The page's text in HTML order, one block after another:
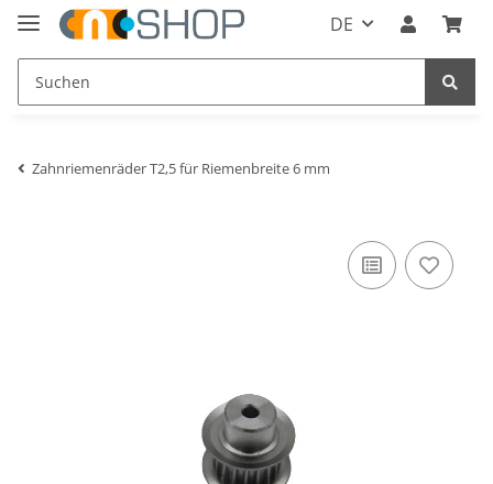
DE
Zahnriemenräder T2,5 für Riemenbreite 6 mm